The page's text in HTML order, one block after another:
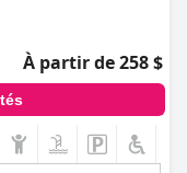
À partir de 258 $